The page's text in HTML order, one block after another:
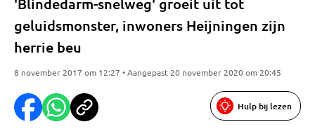
geluidsmonster, inwoners Heijningen zijn
herrie beu
8 november 2017 om 12:27 • Aangepast 20 november 2020 om 20:45
Hulp bij lezen